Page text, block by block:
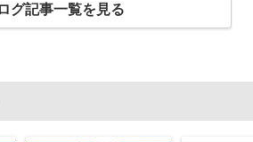
グ記事一覧を見る